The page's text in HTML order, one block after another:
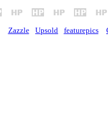
Zazzle Upsold featurepics